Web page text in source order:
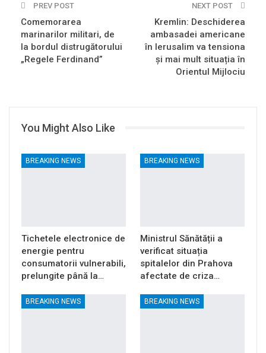
Linkedin Tumblr Telegram VK Viber
PREV POST
Comemorarea
marinarilor militari, de
la bordul distrugătorului
„Regele Ferdinand”
NEXT POST
Kremlin: Deschiderea
ambasadei americane
în Ierusalim va tensiona
și mai mult situația în
Orientul Mijlociu
You Might Also Like
BREAKING NEWS
Tichetele electronice de
energie pentru
consumatorii vulnerabili,
prelungite până la…
BREAKING NEWS
Ministrul Sănătății a
verificat situația
spitalelor din Prahova
afectate de criza…
BREAKING NEWS BREAKING NEWS